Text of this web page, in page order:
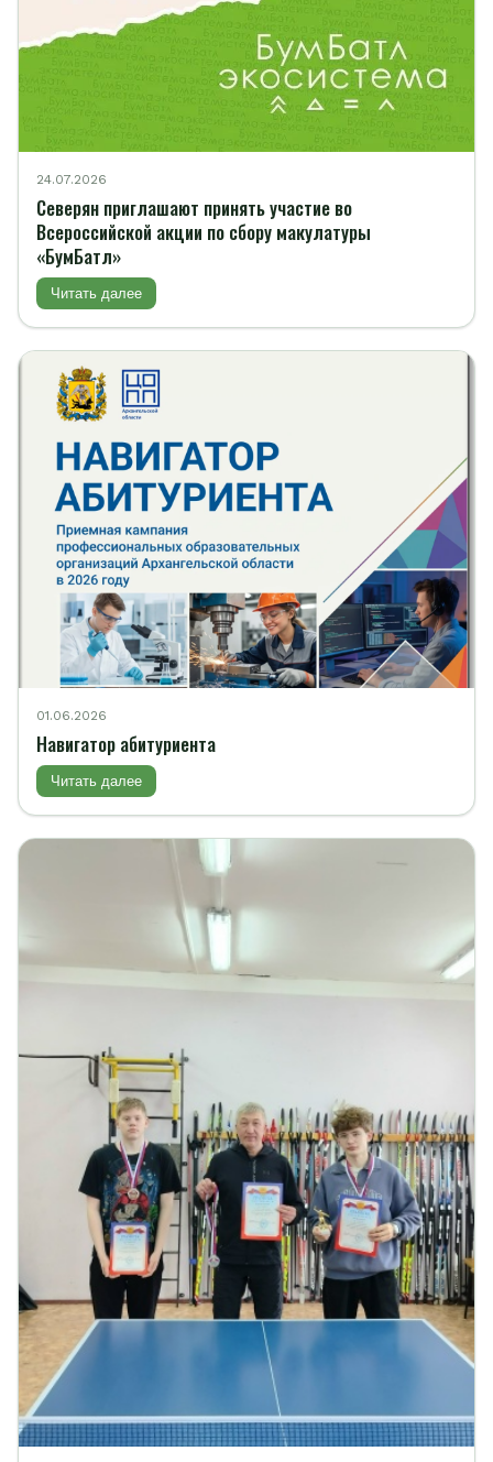
24.07.2026
Северян приглашают принять участие во
Всероссийской акции по сбору макулатуры
«БумБатл»
Читать далее
01.06.2026
Навигатор абитуриента
Читать далее